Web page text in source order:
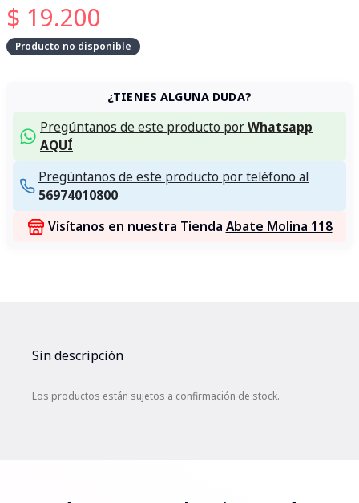
$ 19.200
Producto no disponible
¿TIENES ALGUNA DUDA?
Pregúntanos de este producto porWhatsapp
AQUÍ
Pregúntanos de este producto por teléfono al
56974010800
Visítanos en nuestra Tienda Abate Molina 118
Sin descripción
Los productos están sujetos a confirmación de stock.